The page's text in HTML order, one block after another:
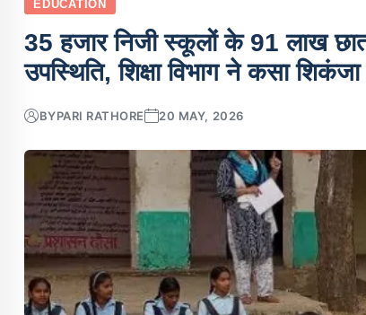
EDUCATION
35 हजार निजी स्कूलों के 91 लाख
उपस्थिति, शिक्षा विभाग ने कसा शिकंजा
BYPARI RATHORE 20 MAY, 2026